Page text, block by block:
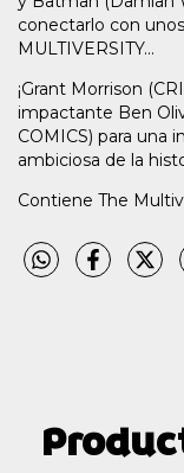
conectarlo con
MULTIVERSITY...
¡Grant Morrison
impactante Ben
COMICS) para una
ambiciosa de la
Contiene The